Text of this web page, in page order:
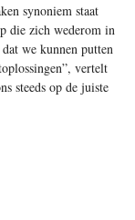
synoniem staat
die zich wederom in
we kunnen putten
vertelt
steeds op de juiste